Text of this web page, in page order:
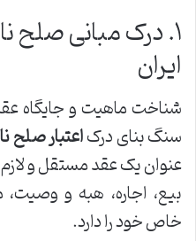
۱. درک مبانی صلح
ایران
شناخت ماهیت و جایگاه
سنگ بنای درکاعتبار صلح
عنوان یک عقد مستقل و
بیع، اجاره، هبه و
خاص خود را دارد.